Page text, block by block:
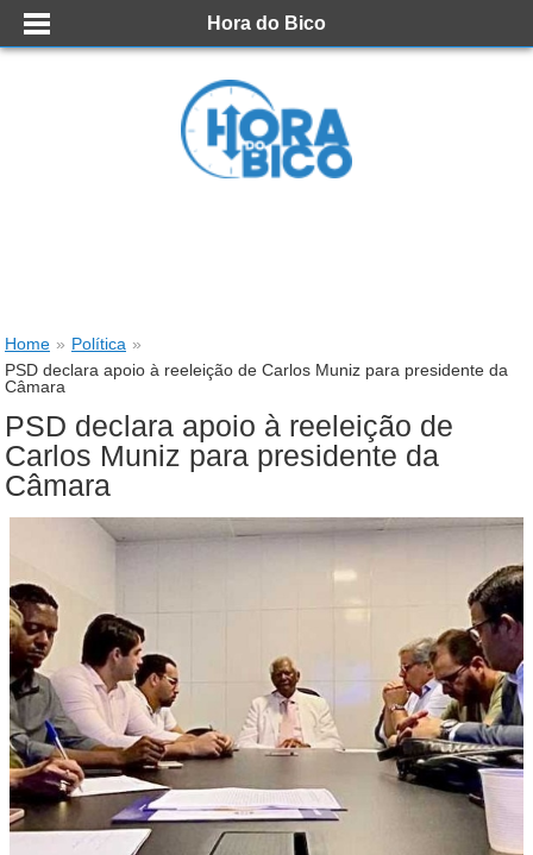
Hora do Bico
Home » Política »
PSD declara apoio à reeleição de Carlos Muniz para presidente da
Câmara
PSD declara apoio à reeleição de
Carlos Muniz para presidente da
Câmara